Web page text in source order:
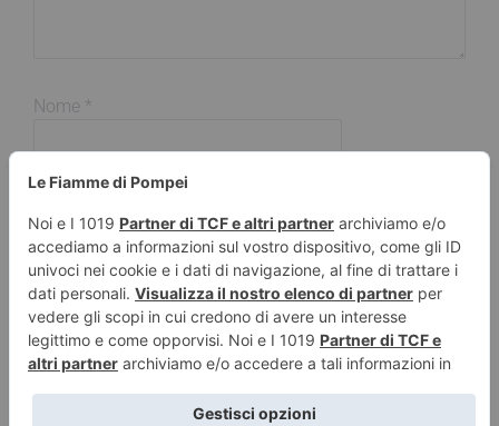
Nome *
Sito web